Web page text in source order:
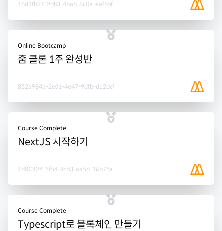
16d1fb21-2db3-4bab-8c0a-eafb5f
Online Bootcamp
줌 클론 1주 완성반
852a984a-2e01-4e47-9dfb-de2dcf
Course Complete
NextJS 시작하기
1df03f24-5f54-4cb3-aa56-16b75a
Course Complete
Typescript로 블록체인 만들기